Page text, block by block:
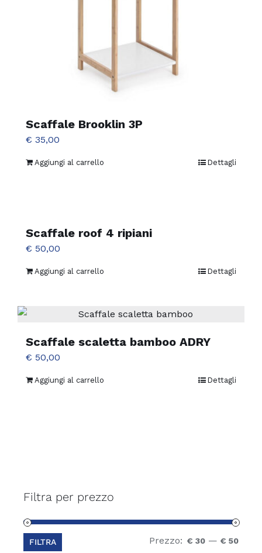
Scaffale Brooklin 3P
€ 35,00
Aggiungi al carrello Dettagli
Scaffale roof 4 ripiani
€ 50,00
Aggiungi al carrello Dettagli
Scaffale scaletta bamboo ADRY
€ 50,00
Aggiungi al carrello Dettagli
Filtra per prezzo
FILTRA Prezzo: € 30 — € 50